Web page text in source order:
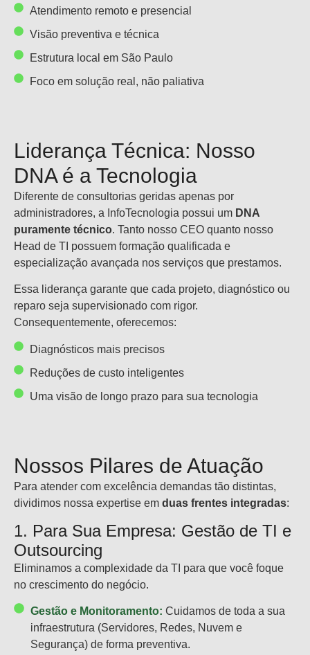
Atendimento remoto e presencial
Visão preventiva e técnica
Estrutura local em São Paulo
Foco em solução real, não paliativa
Liderança Técnica: Nosso
DNA é a Tecnologia
Diferente de consultorias geridas apenas por
administradores, a InfoTecnologia possui um DNA
puramente técnico. Tanto nosso CEO quanto nosso
Head de TI possuem formação qualificada e
especialização avançada nos serviços que prestamos.
Essa liderança garante que cada projeto, diagnóstico ou
reparo seja supervisionado com rigor.
Consequentemente, oferecemos:
Diagnósticos mais precisos
Reduções de custo inteligentes
Uma visão de longo prazo para sua tecnologia
Nossos Pilares de Atuação
Para atender com excelência demandas tão distintas,
dividimos nossa expertise em duas frentes integradas:
1. Para Sua Empresa: Gestão de TI e
Outsourcing
Eliminamos a complexidade da TI para que você foque
no crescimento do negócio.
Gestão e Monitoramento: Cuidamos de toda a sua
infraestrutura (Servidores, Redes, Nuvem e
Segurança) de forma preventiva.